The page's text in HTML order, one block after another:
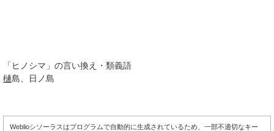
「 ヒノシマ 」の言い換え・類義語
樋島 日ノ島
Weblioシソーラスはプログラムで自動的に生成されているため、一部不適切なキー